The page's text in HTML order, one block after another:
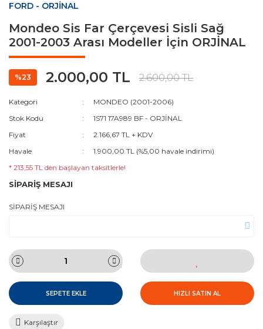
FORD - ORJİNAL
Mondeo Sis Far Çerçevesi Sisli Sağ
2001-2003 Arası Modeller İçin ORJİNAL
%23 2.000,00 TL 2.600,00 TL
Kategori
MONDEO (2001-2006)
Stok Kodu
1S71 17A989 BF - ORJİNAL
Fiyat
2.166,67 TL + KDV
Havale
1.900,00 TL (%5,00 havale indirimi)
* 213,55 TL den başlayan taksitlerle!
SİPARİŞ MESAJI
SİPARİŞ MESAJI
SEPETE EKLE HIZLI SATIN AL
Karşılaştır